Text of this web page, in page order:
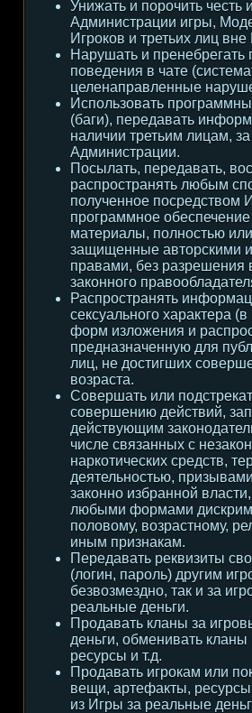
Унижать и порочить честь
Администрации игры,
Игроков и третьих лиц
Нарушать и пренебрегать
поведения в чате
целенаправленные
Использовать
(баги), передавать
наличии третьим лицам,
Администрации.
Посылать, передавать,
распространять любым
полученное посредством
программное
материалы, полностью
защищенные авторскими
правами, без разрешения
законного
Распространять
сексуального характера
форм изложения и
предназначенную для
лиц, не достигших
возраста.
Совершать или
совершению действий,
действующим
числе связанных с
наркотических средств,
деятельностью,
законно избранной
любыми формами
половому, возрастному,
иным признакам.
Передавать реквизиты
(логин, пароль) другим
безвозмездно, так и за
реальные деньги.
Продавать кланы за
деньги, обменивать
ресурсы и т.д.
Продавать игрокам или
вещи, артефакты,
из Игры за реальные